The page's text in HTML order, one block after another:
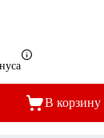
В корзину